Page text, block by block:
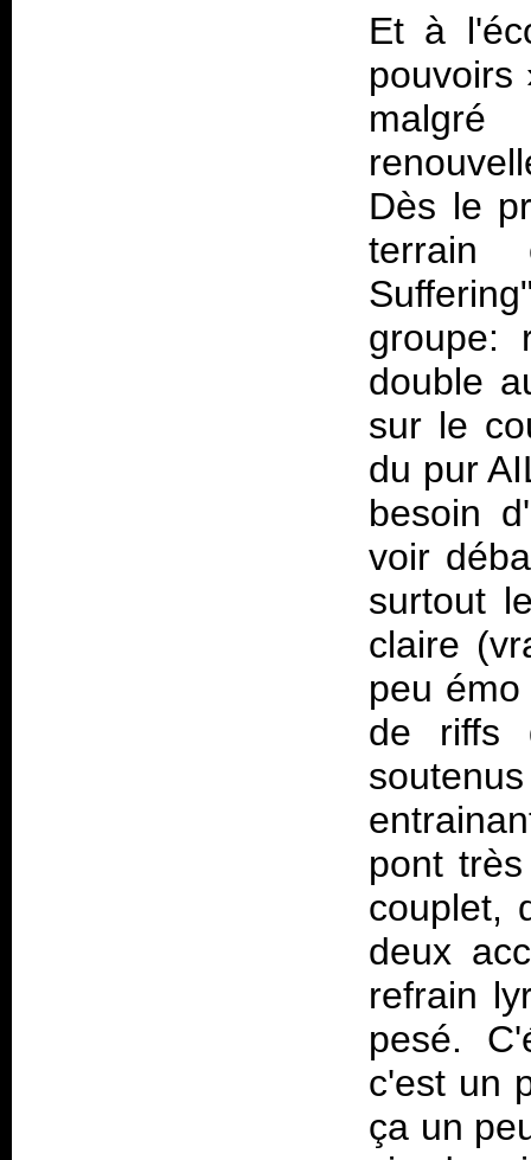
Et à
pouvoirs
Dès le
terrain
groupe:
double
sur le
du pur
besoin
voir
surtout
claire
peu
de riffs
pont
couplet,
deux
refrain
pesé.
c'est un
ça un